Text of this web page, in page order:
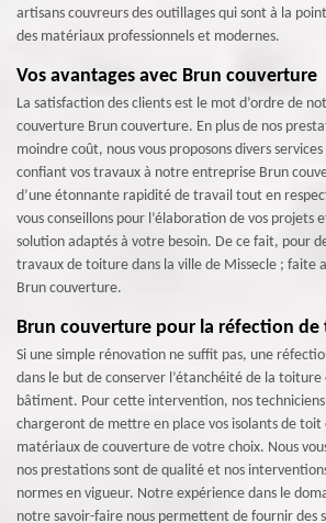
artisans couvreurs des outillages qui sont à la
des matériaux professionnels et modernes.
Vos avantages avec Brun couverture
La satisfaction des clients est le mot d’ordre de
couverture Brun couverture. En plus de nos
moindre coût, nous vous proposons divers
confiant vos travaux à notre entreprise Brun
d’une étonnante rapidité de travail tout en
vous conseillons pour l’élaboration de vos projets
solution adaptés à votre besoin. De ce fait, pour
travaux de toiture dans la ville de Missecle ; faite
Brun couverture.
Brun couverture pour la réfection
Si une simple rénovation ne suffit pas, une
dans le but de conserver l’étanchéité de la
bâtiment. Pour cette intervention, nos
chargeront de mettre en place vos isolants de toit
matériaux de couverture de votre choix. Nous
nos prestations sont de qualité et nos
normes en vigueur. Notre expérience dans le
notre savoir-faire nous permettent de fournir des